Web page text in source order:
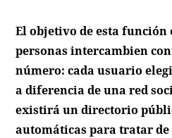
El objetivo de esta
personas intercambien
número: cada usuario
a diferencia de una red
existirá un directorio
automáticas para tratar